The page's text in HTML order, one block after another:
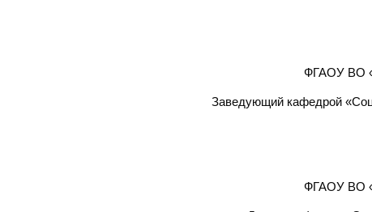
ФГАОУ ВО
Заведующий кафедрой
ФГАОУ ВО